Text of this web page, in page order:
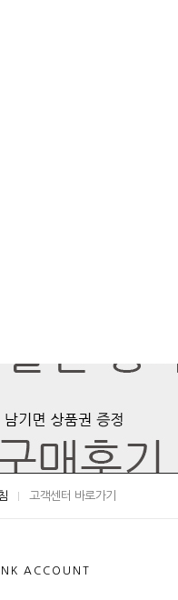
고객센터 바로가기
ACCOUNT